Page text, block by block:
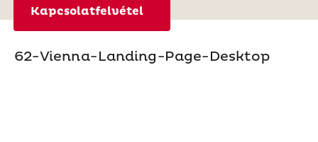
Kapcsolatfelvétel